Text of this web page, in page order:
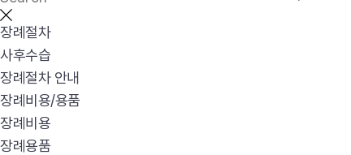
장례절차
사후수습
장례절차 안내
장례비용/용품
장례비용
장례용품